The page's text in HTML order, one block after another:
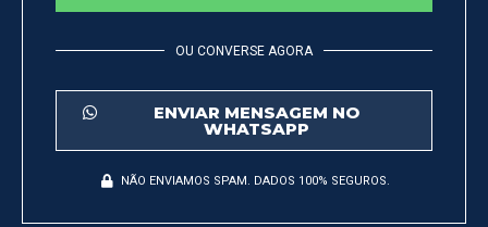
OU CONVERSE AGORA
ENVIAR MENSAGEM NO
WHATSAPP
NÃO ENVIAMOS SPAM. DADOS 100% SEGUROS.